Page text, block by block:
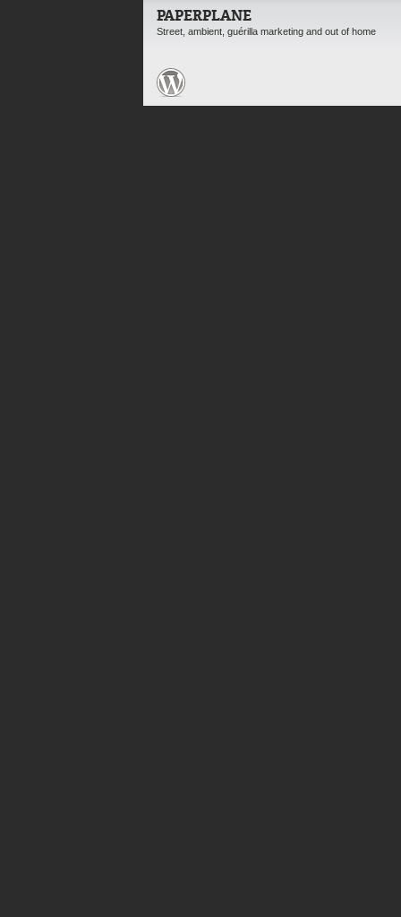
PAPERPLANE
Street, ambient, guérilla marketing and out of home